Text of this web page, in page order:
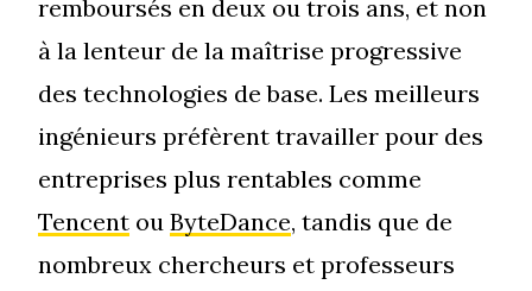
remboursés en deux ou trois ans, et non
à la lenteur de la maîtrise progressive
des technologies de base. Les meilleurs
ingénieurs préfèrent travailler pour des
entreprises plus rentables comme
Tencent ouByteDance, tandis que de
nombreux chercheurs et professeurs